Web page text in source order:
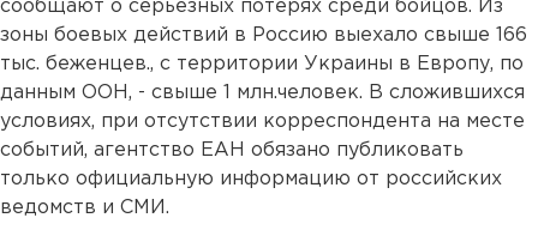
сообщают о серьезных потерях среди бойцов. Из
зоны боевых действий в Россию выехало свыше 166
тыс. беженцев., с территории Украины в Европу, по
данным ООН, - свыше 1 млн.человек. В сложившихся
условиях, при отсутствии корреспондента на месте
событий, агентство ЕАН обязано публиковать
только официальную информацию от российских
ведомств и СМИ.